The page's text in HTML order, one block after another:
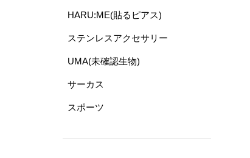
HARU:ME(貼るピアス)
ステンレスアクセサリー
UMA(未確認生物)
サーカス
スポーツ